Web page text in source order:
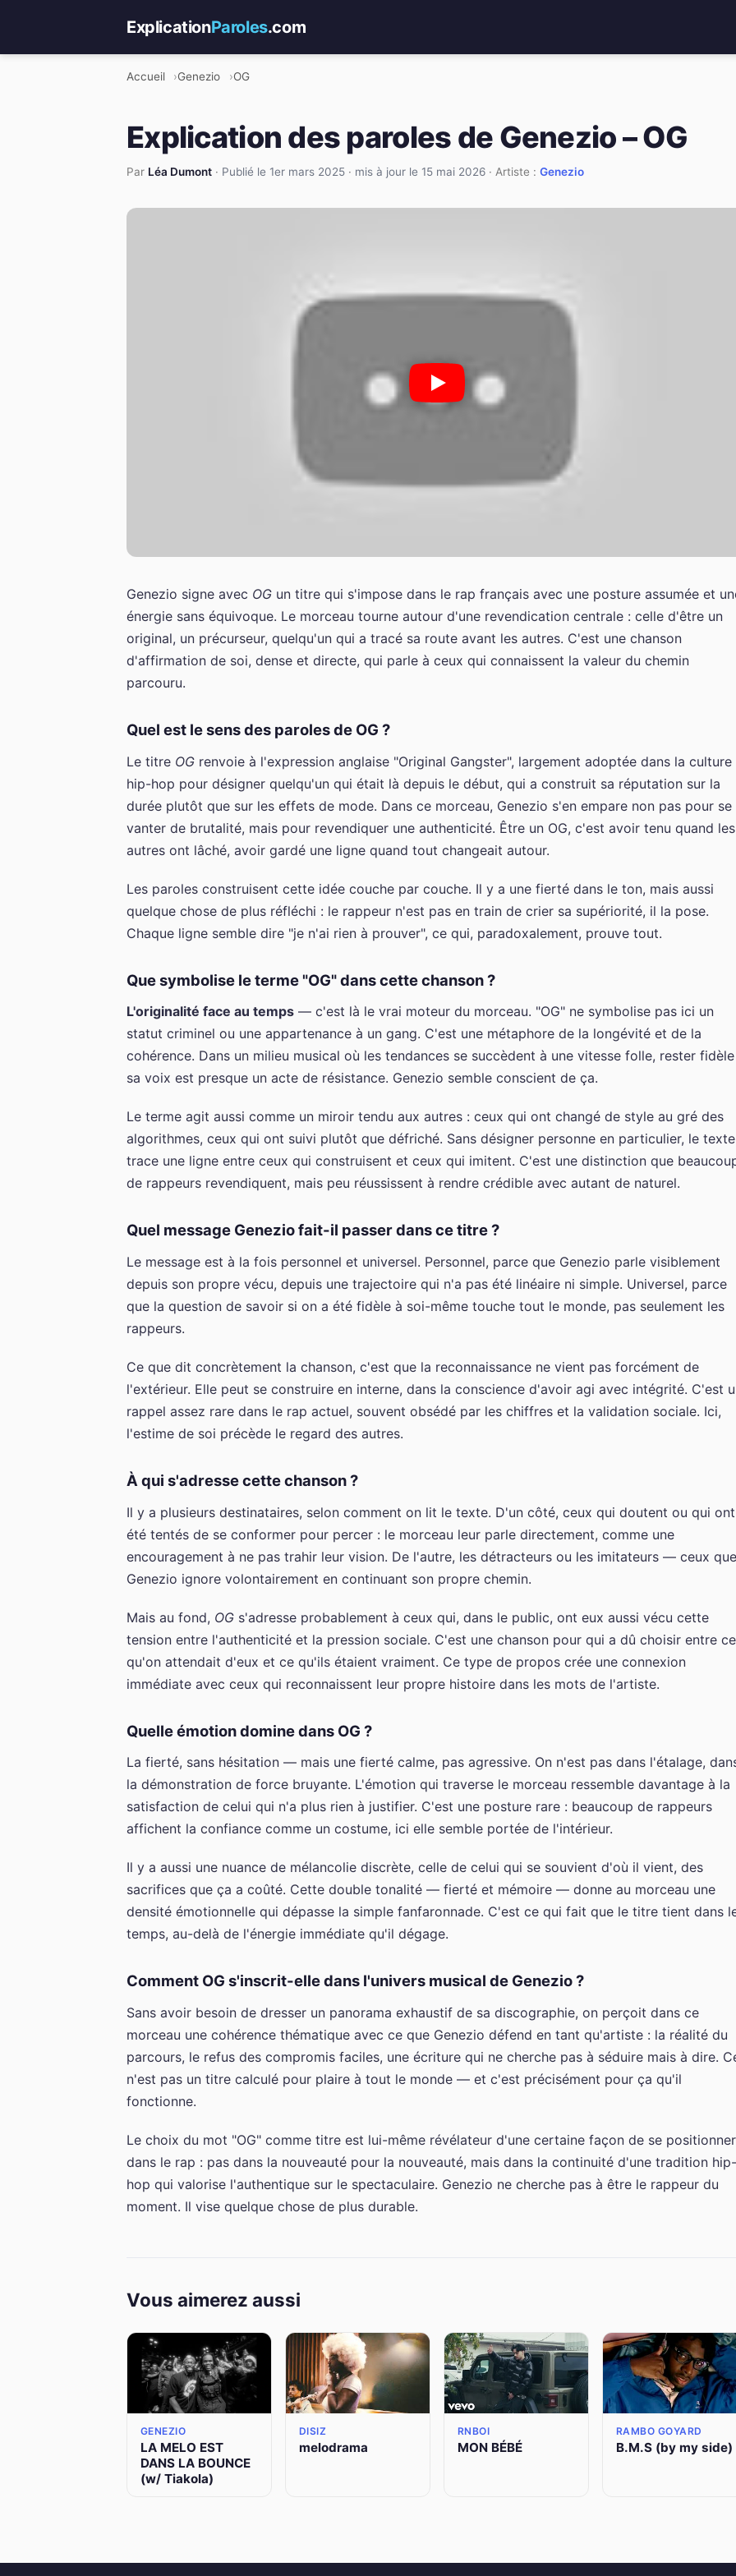
ExplicationParoles.com
Accueil Genezio OG
Explication des paroles de Genezio – OG
Par Léa Dumont · Publié le 1er mars 2025 · mis à jour le 15 mai 2026 · Artiste : Genezio
Genezio signe avec OG un titre qui s'impose dans le rap français avec une posture assumée et
énergie sans équivoque. Le morceau tourne autour d'une revendication centrale : celle d'être un
original, un précurseur, quelqu'un qui a tracé sa route avant les autres. C'est une chanson
d'affirmation de soi, dense et directe, qui parle à ceux qui connaissent la valeur du chemin
parcouru.
Quel est le sens des paroles de OG ?
Le titre OG renvoie à l'expression anglaise "Original Gangster", largement adoptée dans la culture
hip-hop pour désigner quelqu'un qui était là depuis le début, qui a construit sa réputation sur la
durée plutôt que sur les effets de mode. Dans ce morceau, Genezio s'en empare non pas pour se
vanter de brutalité, mais pour revendiquer une authenticité. Être un OG, c'est avoir tenu quand les
autres ont lâché, avoir gardé une ligne quand tout changeait autour.
Les paroles construisent cette idée couche par couche. Il y a une fierté dans le ton, mais aussi
quelque chose de plus réfléchi : le rappeur n'est pas en train de crier sa supériorité, il la pose.
Chaque ligne semble dire "je n'ai rien à prouver", ce qui, paradoxalement, prouve tout.
Que symbolise le terme "OG" dans cette chanson ?
L'originalité face au temps — c'est là le vrai moteur du morceau. "OG" ne symbolise pas ici un
statut criminel ou une appartenance à un gang. C'est une métaphore de la longévité et de la
cohérence. Dans un milieu musical où les tendances se succèdent à une vitesse folle, rester
sa voix est presque un acte de résistance. Genezio semble conscient de ça.
Le terme agit aussi comme un miroir tendu aux autres : ceux qui ont changé de style au gré des
algorithmes, ceux qui ont suivi plutôt que défriché. Sans désigner personne en particulier, le texte
trace une ligne entre ceux qui construisent et ceux qui imitent. C'est une distinction que
de rappeurs revendiquent, mais peu réussissent à rendre crédible avec autant de naturel.
Quel message Genezio fait-il passer dans ce titre ?
Le message est à la fois personnel et universel. Personnel, parce que Genezio parle visiblement
depuis son propre vécu, depuis une trajectoire qui n'a pas été linéaire ni simple. Universel, parce
que la question de savoir si on a été fidèle à soi-même touche tout le monde, pas seulement les
rappeurs.
Ce que dit concrètement la chanson, c'est que la reconnaissance ne vient pas forcément de
l'extérieur. Elle peut se construire en interne, dans la conscience d'avoir agi avec intégrité. C'est
rappel assez rare dans le rap actuel, souvent obsédé par les chiffres et la validation sociale. Ici,
l'estime de soi précède le regard des autres.
À qui s'adresse cette chanson ?
Il y a plusieurs destinataires, selon comment on lit le texte. D'un côté, ceux qui doutent ou qui ont
été tentés de se conformer pour percer : le morceau leur parle directement, comme une
encouragement à ne pas trahir leur vision. De l'autre, les détracteurs ou les imitateurs — ceux que
Genezio ignore volontairement en continuant son propre chemin.
Mais au fond, OG s'adresse probablement à ceux qui, dans le public, ont eux aussi vécu cette
tension entre l'authenticité et la pression sociale. C'est une chanson pour qui a dû choisir entre ce
qu'on attendait d'eux et ce qu'ils étaient vraiment. Ce type de propos crée une connexion
immédiate avec ceux qui reconnaissent leur propre histoire dans les mots de l'artiste.
Quelle émotion domine dans OG ?
La fierté, sans hésitation — mais une fierté calme, pas agressive. On n'est pas dans l'étalage,
la démonstration de force bruyante. L'émotion qui traverse le morceau ressemble davantage à la
satisfaction de celui qui n'a plus rien à justifier. C'est une posture rare : beaucoup de rappeurs
affichent la confiance comme un costume, ici elle semble portée de l'intérieur.
Il y a aussi une nuance de mélancolie discrète, celle de celui qui se souvient d'où il vient, des
sacrifices que ça a coûté. Cette double tonalité — fierté et mémoire — donne au morceau une
densité émotionnelle qui dépasse la simple fanfaronnade. C'est ce qui fait que le titre tient dans
temps, au-delà de l'énergie immédiate qu'il dégage.
Comment OG s'inscrit-elle dans l'univers musical de Genezio ?
Sans avoir besoin de dresser un panorama exhaustif de sa discographie, on perçoit dans ce
morceau une cohérence thématique avec ce que Genezio défend en tant qu'artiste : la réalité du
parcours, le refus des compromis faciles, une écriture qui ne cherche pas à séduire mais à dire.
n'est pas un titre calculé pour plaire à tout le monde — et c'est précisément pour ça qu'il
fonctionne.
Le choix du mot "OG" comme titre est lui-même révélateur d'une certaine façon de se positionner
dans le rap : pas dans la nouveauté pour la nouveauté, mais dans la continuité d'une tradition hip-
hop qui valorise l'authentique sur le spectaculaire. Genezio ne cherche pas à être le rappeur du
moment. Il vise quelque chose de plus durable.
Vous aimerez aussi
GENEZIO
LA MELO EST
DANS LA BOUNCE
(w/ Tiakola)
DISIZ
melodrama
RNBOI
MON BÉBÉ
RAMBO GOYARD
B.M.S (by my side)